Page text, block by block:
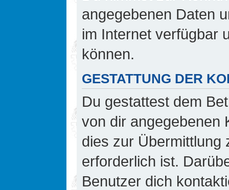
angegebenen Daten
im Internet verfügbar
können.
GESTATTUNG DER
Du gestattest dem
von dir angegebenen
dies zur Übermittlung
erforderlich ist.
Benutzer dich